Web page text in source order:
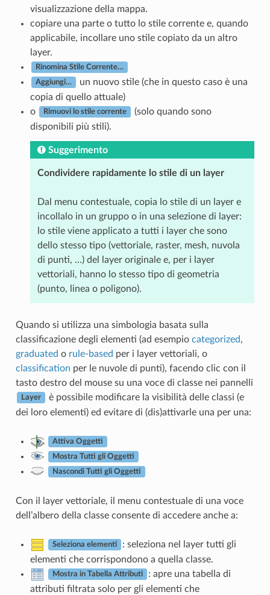
visualizzazione della mappa.
copiare una parte o tutto lo stile corrente e, quando
applicabile, incollare uno stile copiato da un altro
layer.
Rinomina Stile Corrente…
Aggiungi…
un nuovo stile (che in questo caso è una
copia di quello attuale)
o
Rimuovi lo stile corrente
(solo quando sono
disponibili più stili).
Suggerimento
Condividere rapidamente lo stile di un layer
Dal menu contestuale, copia lo stile di un layer e
incollalo in un gruppo o in una selezione di layer:
lo stile viene applicato a tutti i layer che sono
dello stesso tipo (vettoriale, raster, mesh, nuvola
di punti, …) del layer originale e, per i layer
vettoriali, hanno lo stesso tipo di geometria
(punto, linea o poligono).
Quando si utilizza una simbologia basata sulla
classificazione degli elementi (ad esempio categorized,
graduated o rule-based per i layer vettoriali, o
classification per le nuvole di punti), facendo clic con il
tasto destro del mouse su una voce di classe nei pannelli
Layer
è possibile modificare la visibilità delle classi (e
dei loro elementi) ed evitare di (dis)attivarle una per una:
Attiva Oggetti
Mostra Tutti gli Oggetti
Nascondi Tutti gli Oggetti
Con il layer vettoriale, il menu contestuale di una voce
dell’albero della classe consente di accedere anche a:
Seleziona elementi
: seleziona nel layer tutti gli
elementi che corrispondono a quella classe.
Mostra in Tabella Attributi
: apre una tabella di
attributi filtrata solo per gli elementi che